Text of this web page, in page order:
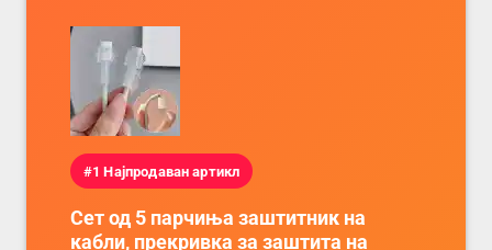
#1 Најпродаван артикл
Сет од 5 парчиња заштитник на
кабли, прекривка за заштита на